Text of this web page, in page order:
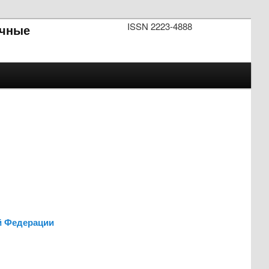
ISSN 2223-4888
Федерации